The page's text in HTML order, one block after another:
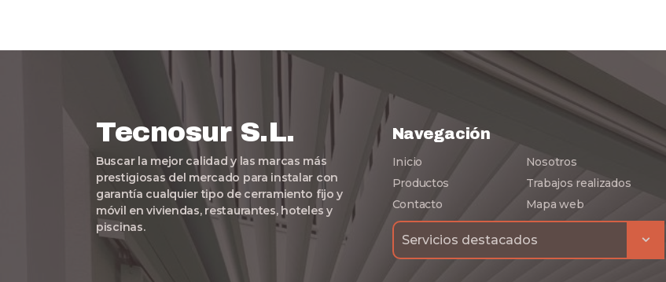
Tecnosur S.L.
Buscar la mejor calidad y las marcas más
prestigiosas del mercado para instalar con
garantía cualquier tipo de cerramiento fijo y
móvil en viviendas, restaurantes, hoteles y
piscinas.
Navegación
Inicio
Nosotros
Productos
Trabajos realizados
Contacto
Mapa web